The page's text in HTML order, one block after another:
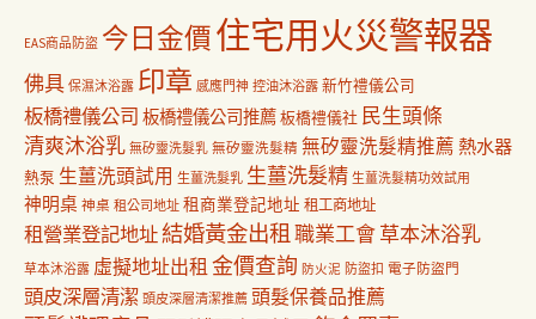
EAS商品防盜 今日金價住宅用火災警報器
佛具 保濕沐浴露 印章 感應門神 控油沐浴露 新竹禮儀公司
板橋禮儀公司 板橋禮儀公司推薦板橋禮儀社 民生頭條
清爽沐浴乳 無矽靈洗髮乳 無矽靈洗髮精 無矽靈洗髮精推薦 熱水器
熱泵 生薑洗頭試用 生薑洗髮乳 生薑洗髮精 生薑洗髮精功效試用
神明桌 神桌 租公司地址 租商業登記地址 租工商地址
租營業登記地址結婚黃金出租職業工會草本沐浴乳
草本沐浴露 虛擬地址出租 金價查詢 防火泥 防盜扣 電子防盜門
頭皮深層清潔 頭皮深層清潔推薦 頭髮保養品推薦